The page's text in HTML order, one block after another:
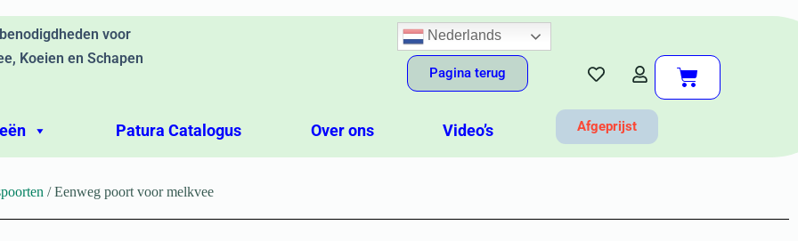
voor
Koeien en Schapen
Nederlands
Pagina terug
Patura Catalogus Over ons Video’s Afgeprijst
/ Eenweg poort voor melkvee